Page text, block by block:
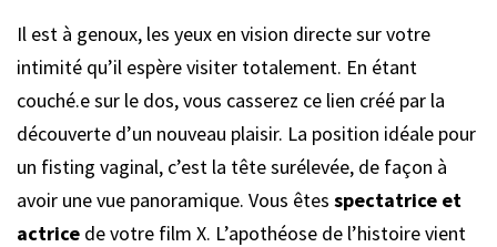
Il est à genoux, les yeux en vision directe sur votre
intimité qu’il espère visiter totalement. En étant
couché.e sur le dos, vous casserez ce lien créé par la
découverte d’un nouveau plaisir. La position idéale pour
un fisting vaginal, c’est la tête surélevée, de façon à
avoir une vue panoramique. Vous êtes spectatrice et
actrice de votre film X. L’apothéose de l’histoire vient